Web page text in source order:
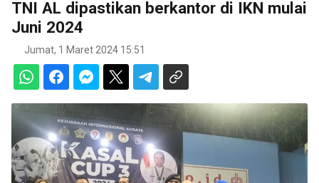
TNI AL dipastikan berkantor di IKN mulai
Juni 2024
Jumat, 1 Maret 2024 15:51